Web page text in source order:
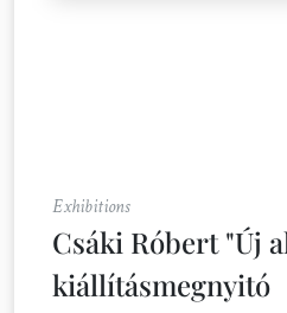
Exhibitions
Csáki Róbert "Új
kiállításmegnyitó